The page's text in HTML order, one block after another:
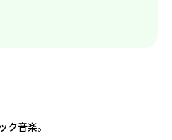
ク音楽。